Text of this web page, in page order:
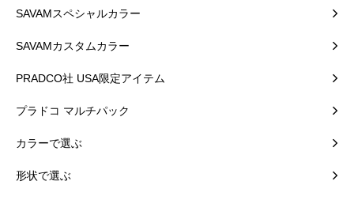
SAVAMスペシャルカラー
SAVAMカスタムカラー
PRADCO社 USA限定アイテム
プラドコ マルチパック
カラーで選ぶ
形状で選ぶ